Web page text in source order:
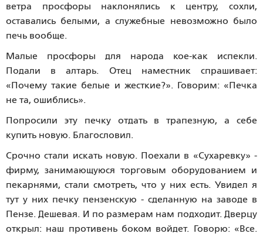
ветра просфоры наклонялись к центру, сохли,
оставались белыми, а служебные невозможно было
печь вообще.
Малые просфоры для народа кое-как испекли.
Подали в алтарь. Отец наместник спрашивает:
«Почему такие белые и жесткие?». Говорим: «Печка
не та, ошиблись».
Попросили эту печку отдать в трапезную, а себе
купить новую. Благословил.
Срочно стали искать новую. Поехали в «Сухаревку» -
фирму, занимающуюся торговым оборудованием и
пекарнями, стали смотреть, что у них есть. Увидел я
тут у них печку пензенскую - сделанную на заводе в
Пензе. Дешевая. И по размерам нам подходит. Дверцу
открыл: наш противень боком войдет. Говорю: «Все.